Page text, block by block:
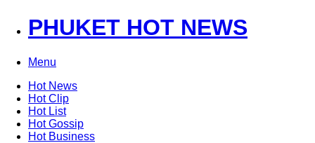
PHUKET HOT NEWS
Menu
HotNews
HotClip
HotList
HotGossip
HotBusiness